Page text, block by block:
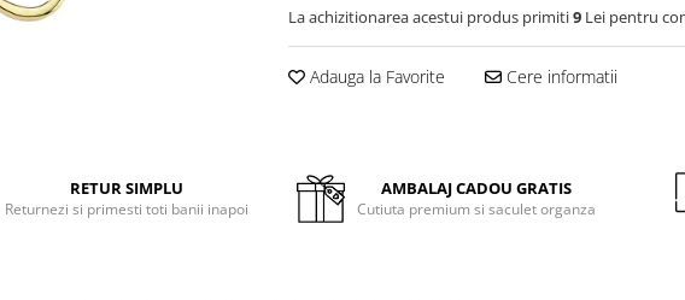
La achizitionarea acestui produs primiti9 Lei pentru
Adauga la Favorite Cere informatii
RETUR SIMPLU
Returnezi si primesti toti banii inapoi
AMBALAJ CADOU GRATIS
Cutiuta premium si saculet organza